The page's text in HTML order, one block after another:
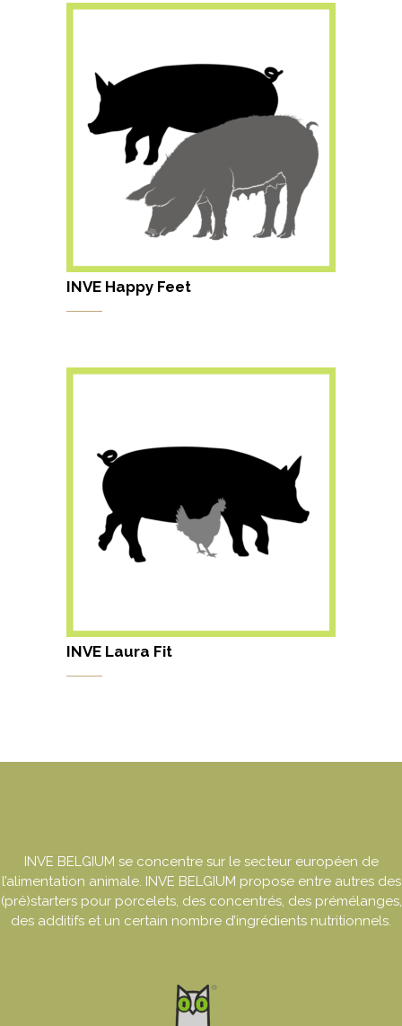
INVE Happy Feet
INVE Laura Fit
INVE BELGIUM se concentre sur le secteur européen de
l’alimentation animale. INVE BELGIUM propose entre autres des
(pré)starters pour porcelets, des concentrés, des prémélanges,
des additifs et un certain nombre d’ingrédients nutritionnels.